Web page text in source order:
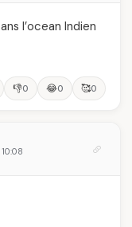
l’ocean Indien
👎0 😂0 🥰0